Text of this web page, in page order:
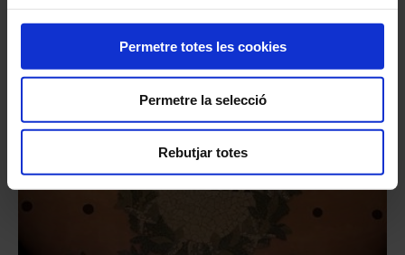
Permetre totes les cookies
Permetre la selecció
Rebutjar totes